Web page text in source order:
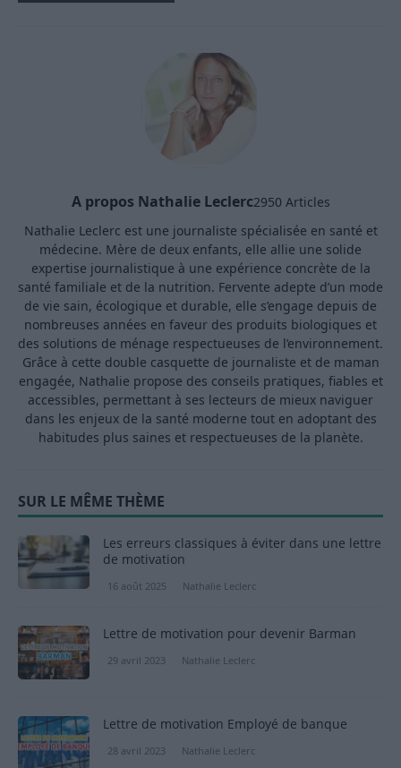
A propos Nathalie Leclerc2950 Articles
Nathalie Leclerc est une journaliste spécialisée en santé et
médecine. Mère de deux enfants, elle allie une solide
expertise journalistique à une expérience concrète de la
santé familiale et de la nutrition. Fervente adepte d’un mode
de vie sain, écologique et durable, elle s’engage depuis de
nombreuses années en faveur des produits biologiques et
des solutions de ménage respectueuses de l’environnement.
Grâce à cette double casquette de journaliste et de maman
engagée, Nathalie propose des conseils pratiques, fiables et
accessibles, permettant à ses lecteurs de mieux naviguer
dans les enjeux de la santé moderne tout en adoptant des
habitudes plus saines et respectueuses de la planète.
SUR LE MÊME THÈME
Les erreurs classiques à éviter dans une lettre
de motivation
16 août 2025 Nathalie Leclerc
Lettre de motivation pour devenir Barman
29 avril 2023 Nathalie Leclerc
Lettre de motivation Employé de banque
28 avril 2023 Nathalie Leclerc